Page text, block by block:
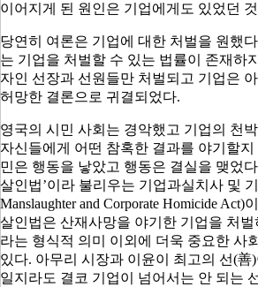
이어지게 된 원인은 기업에게도 있었던
당연히 여론은 기업에 대한 처벌을 원했다
는 기업을 처벌할 수 있는 법률이 존재하
자인 선장과 선원들만 처벌되고 기업은
허망한 결론으로 귀결되었다.
영국의 시민 사회는 경악했고 기업의 천
자신들에게 어떤 참혹한 결과를 야기할
민은 행동을 낳았고 행동은 결실을 맺었다
살인법’이라 불리우는 기업과실치사 및
Manslaughter and Corporate Homicide Act)
살인법은 산재사망을 야기한 기업을 처
라는 형식적 의미 이외에 더욱 중요한 사
있다. 아무리 시장과 이윤이 최고의 선(善)
일지라도 결코 기업이 넘어서는 안 되는 선